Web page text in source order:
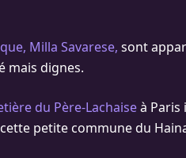
Milla Savarese, sont
mais dignes.
du Père-Lachaiseà Paris
petite commune du